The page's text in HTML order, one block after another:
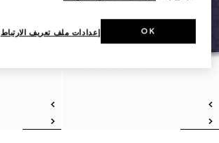
إعدادات ملف تعريف الارتباط OK